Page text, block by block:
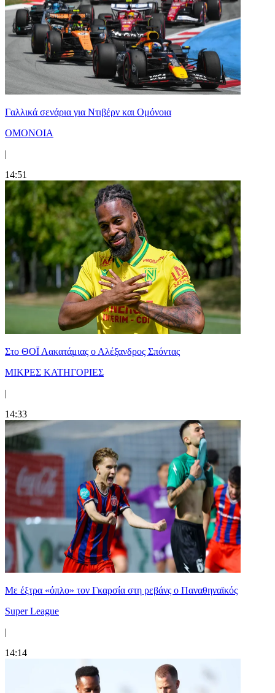
Γαλλικά σενάρια για Ντιβέρν και Ομόνοια
ΟΜΟΝΟΙΑ
|
14:51
Στο ΘΟΪ Λακατάμιας ο Αλέξανδρος Σπόντας
ΜΙΚΡΕΣ ΚΑΤΗΓΟΡΙΕΣ
|
14:33
Mε έξτρα «όπλο» τον Γκαρσία στη ρεβάνς ο Παναθηναϊκός
Super League
|
14:14